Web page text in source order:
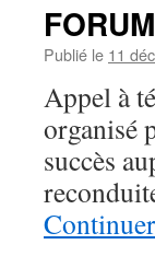
Publié le 11
Appel à
organisé
succès